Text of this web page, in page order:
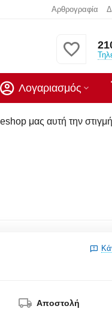
Αρθρογραφία
Λογαριασμός
στιγμή ενδέχεται να
Αποστολή